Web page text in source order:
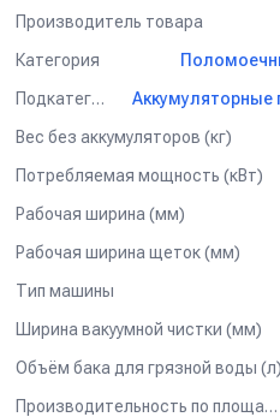
- Панель управления,
- Электромагнитный клапан,
средствам.
Элементы конструкции:
- Толстостенные баки из
- Всасывающий и сливной
- Маслостойкие колеса.
Комплект поставки:
- Поломоечная машина в
- Встроенное зарядное
- Дисковая щетка Ø500 мм.
Производитель товара
Категория
Подкатегория
Вес без аккумуляторов (кг)
Потребляемая мощность (кВт)
Рабочая ширина (мм)
Рабочая ширина щеток (мм)
Тип машины
Ширина вакуумной чистки (мм)
Объём бака для грязной воды (л)
Производительность по площади (м2/ч)